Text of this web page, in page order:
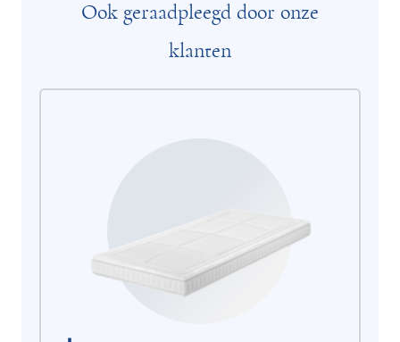
Ook geraadpleegd door onze
klanten